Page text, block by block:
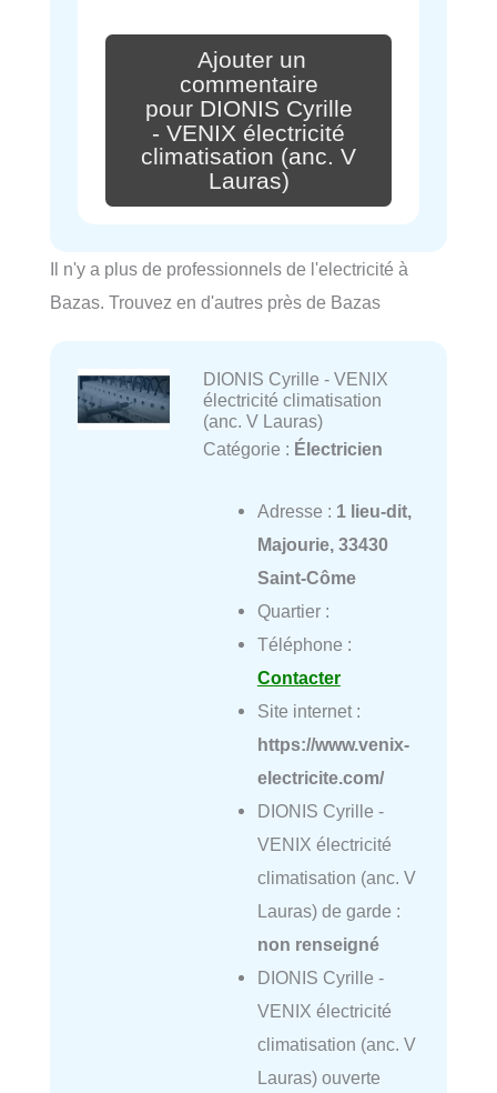
Ajouter un
commentaire
pour DIONIS Cyrille
- VENIX électricité
climatisation (anc. V
Lauras)
Il n'y a plus de professionnels de l'electricité à
Bazas. Trouvez en d'autres près de Bazas
DIONIS Cyrille - VENIX
électricité climatisation
(anc. V Lauras)
Catégorie : Électricien
Adresse : 1 lieu-dit,
Majourie, 33430
Saint-Côme
Quartier :
Téléphone :
Contacter
Site internet :
https://www.venix-
electricite.com/
DIONIS Cyrille -
VENIX électricité
climatisation (anc. V
Lauras) de garde :
non renseigné
DIONIS Cyrille -
VENIX électricité
climatisation (anc. V
Lauras) ouverte